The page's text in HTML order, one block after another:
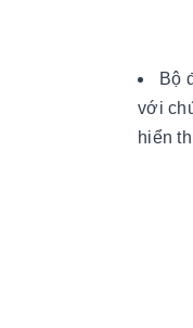
Bộ
với
hiển